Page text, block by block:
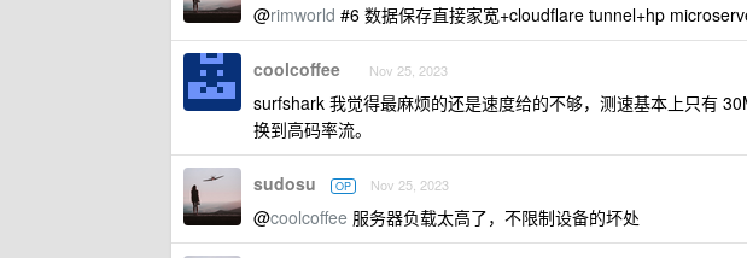
@rimworld #6 数据保存直接家宽+cloudflare tunnel+hp
coolcoffee Nov 25, 2023
surfshark 我觉得最麻烦的还是速度给的不够，测速基本上只有
换到高码率流。
sudosu OP Nov 25, 2023
@coolcoffee 服务器负载太高了，不限制设备的坏处